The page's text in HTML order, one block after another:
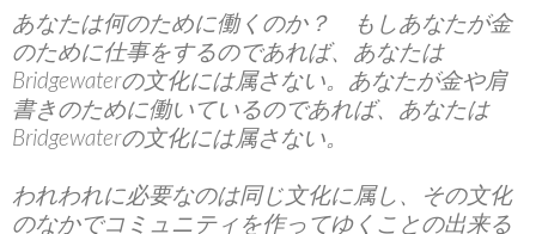
あなたは何のために働くのか？ もしあなたが金
のために仕事をするのであれば、あなたは
Bridgewaterの文化には属さない。あなたが金や肩
書きのために働いているのであれば、あなたは
Bridgewaterの文化には属さない。
われわれに必要なのは同じ文化に属し、その文化
のなかでコミュニティを作ってゆくことの出来る